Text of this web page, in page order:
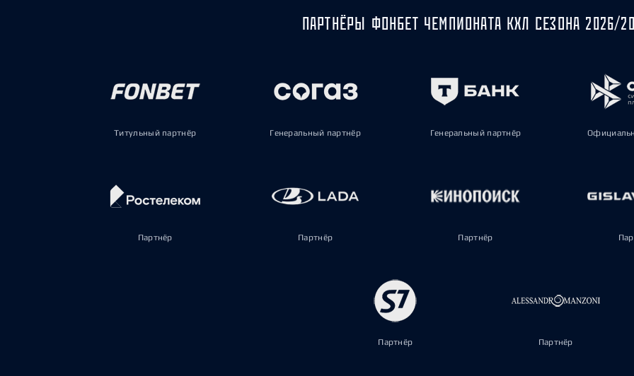
ПАРТНЁРЫ ФОНБЕТ ЧЕМПИОНАТА КХЛ СЕЗОНА 2026/
Титульный партнёр Генеральный партнёр Генеральный партнёр
Партнёр Партнёр Партнёр
Партнёр Партнёр